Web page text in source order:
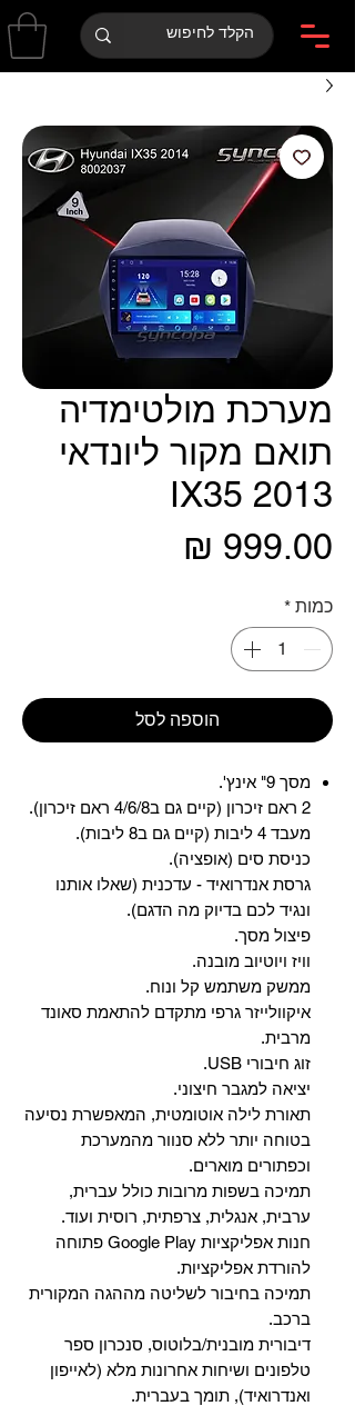
מערכת מולטימדיה
תואם מקור ליונדאי
IX35 2013
כמות *
הוספה לסל
מסך 9" אינץ'.
2 ראם זיכרון (קיים גם ב4/6/8 ראם זיכרון).
מעבד 4 ליבות (קיים גם ב8 ליבות).
כניסת סים (אופציה).
גרסת אנדרואיד - עדכנית (שאלו אותנו
ונגיד לכם בדיוק מה הדגם).
פיצול מסך.
וויז ויוטיוב מובנה.
ממשק משתמש קל ונוח.
איקוולייזר גרפי מתקדם להתאמת סאונד
מרבית.
זוג חיבורי USB.
יציאה למגבר חיצוני.
תאורת לילה אוטומטית, המאפשרת נסיעה
בטוחה יותר ללא סנוור מהמערכת
וכפתורים מוארים.
תמיכה בשפות מרובות כולל עברית,
ערבית, אנגלית, צרפתית, רוסית ועוד.
‏חנות אפליקציות Google Play פתוחה
להורדת אפליקציות.
‏תמיכה בחיבור לשליטה מההגה המקורית
ברכב.
‏דיבורית מובנית/בלוטוס, ‏סנכרון ספר
טלפונים ושיחות אחרונות מלא (לאייפון
ואנדרואיד), תומך בעברית.